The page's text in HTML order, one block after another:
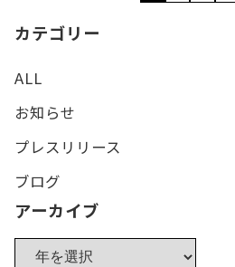
カテゴリー
ALL
お知らせ
プレスリリース
ブログ
アーカイブ